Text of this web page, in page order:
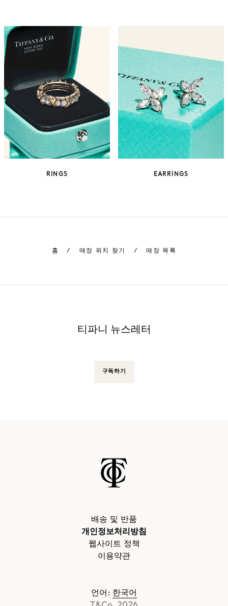
RINGS EARRINGS
홈 / 매장 위치 찾기 / 매장 목록
티파니 뉴스레터
구독하기
배송 및 반품
개인정보처리방침
웹사이트 정책
이용약관
언어 : 한국어